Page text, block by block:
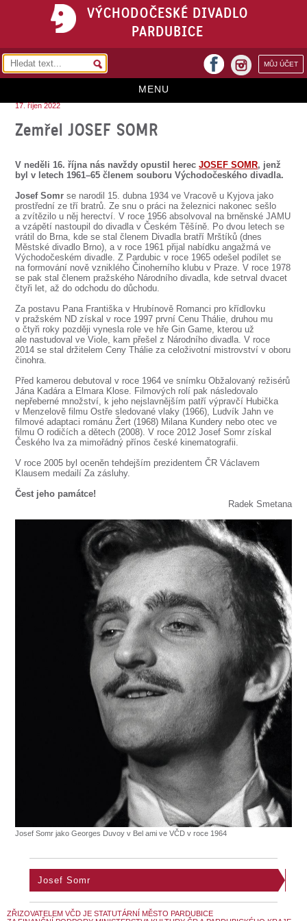
VÝCHODOČESKÉ DIVADLO
PARDUBICE
MŮJ ÚČET
facebook
MENU
REPERTOÁR
VSTUPENKY
PŘEDPLATNÉ
KONTAKTY
O DIVADLE
SOUBOR
DÁLE NABÍZÍME
17. říjen 2022
Zemřel JOSEF SOMR
V neděli 16. října nás navždy opustil herecJOSEF SOMR, jenž
byl v letech 1961–65 členem souboru Východočeského divadla.
Josef Somr se narodil 15. dubna 1934 ve Vracově u Kyjova jako
prostřední ze tří bratrů. Ze snu o práci na železnici nakonec sešlo
a zvítězilo u něj herectví. V roce 1956 absolvoval na brněnské JAMU
a vzápětí nastoupil do divadla v Českém Těšíně. Po dvou letech se
vrátil do Brna, kde se stal členem Divadla bratří Mrštíků (dnes
Městské divadlo Brno), a v roce 1961 přijal nabídku angažmá ve
Východočeském divadle. Z Pardubic v roce 1965 odešel podílet se
na formování nově vzniklého Činoherního klubu v Praze. V roce 1978
se pak stal členem pražského Národního divadla, kde setrval dvacet
čtyři let, až do odchodu do důchodu.
Za postavu Pana Františka v Hrubínově Romanci pro křídlovku
v pražském ND získal v roce 1997 první Cenu Thálie, druhou mu
o čtyři roky později vynesla role ve hře Gin Game, kterou už
ale nastudoval ve Viole, kam přešel z Národního divadla. V roce
2014 se stal držitelem Ceny Thálie za celoživotní mistrovství v oboru
činohra.
Před kamerou debutoval v roce 1964 ve snímku Obžalovaný režisérů
Jána Kadára a Elmara Klose. Filmových rolí pak následovalo
nepřeberné množství, k jeho nejslavnějším patří výpravčí Hubička
v Menzelově filmu Ostře sledované vlaky (1966), Ludvík Jahn ve
filmové adaptaci románu Žert (1968) Milana Kundery nebo otec ve
filmu O rodičích a dětech (2008). V roce 2012 Josef Somr získal
Českého lva za mimořádný přínos české kinematografii.
V roce 2005 byl oceněn tehdejším prezidentem ČR Václavem
Klausem medailí Za zásluhy.
Čest jeho památce!
Radek Smetana
Josef Somr jako Georges Duvoy v Bel ami ve VČD v roce 1964
Josef Somr
ZŘIZOVATELEM VČD JE STATUTÁRNÍ MĚSTO PARDUBICE